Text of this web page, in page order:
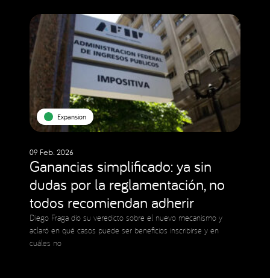
Expansion
09 Feb. 2026
Ganancias simplificado: ya sin
dudas por la reglamentación, no
todos recomiendan adherir
Diego Fraga dio su veredicto sobre el nuevo mecanismo y
aclaró en qué casos puede ser beneficios inscribirse y en
cuáles no